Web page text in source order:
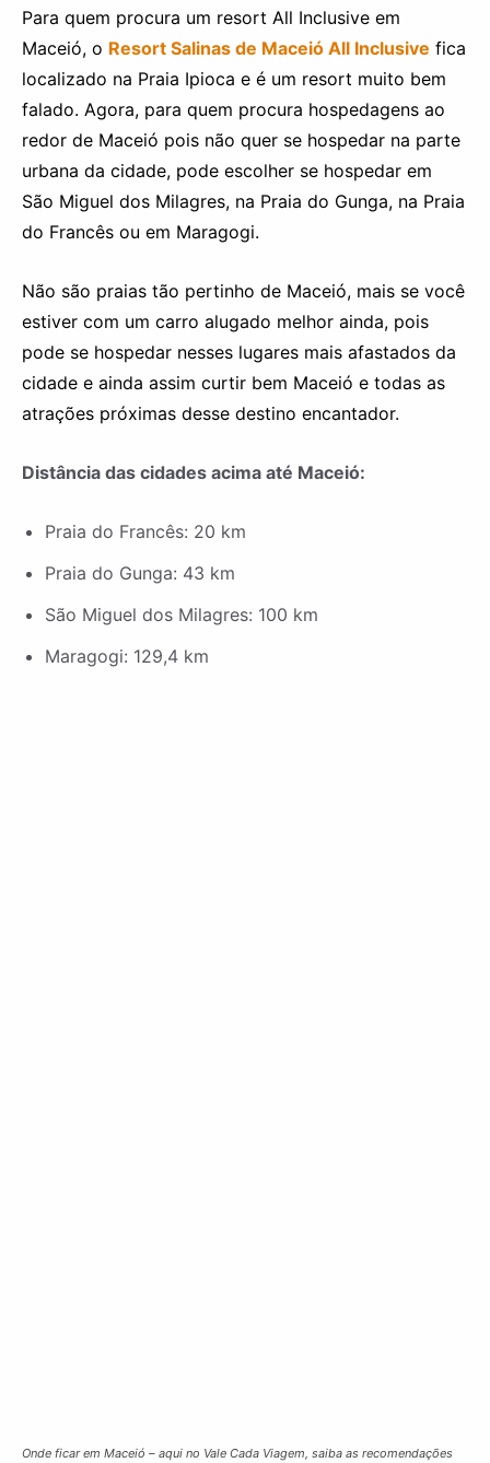
Para quem procura um resort All Inclusive em
Maceió, o Resort Salinas de Maceió All Inclusive fica
localizado na Praia Ipioca e é um resort muito bem
falado. Agora, para quem procura hospedagens ao
redor de Maceió pois não quer se hospedar na parte
urbana da cidade, pode escolher se hospedar em
São Miguel dos Milagres, na Praia do Gunga, na Praia
do Francês ou em Maragogi.
Não são praias tão pertinho de Maceió, mais se você
estiver com um carro alugado melhor ainda, pois
pode se hospedar nesses lugares mais afastados da
cidade e ainda assim curtir bem Maceió e todas as
atrações próximas desse destino encantador.
Distância das cidades acima até Maceió:
Praia do Francês: 20 km
Praia do Gunga: 43 km
São Miguel dos Milagres: 100 km
Maragogi: 129,4 km
Onde ficar em Maceió – aqui no Vale Cada Viagem, saiba as recomendações